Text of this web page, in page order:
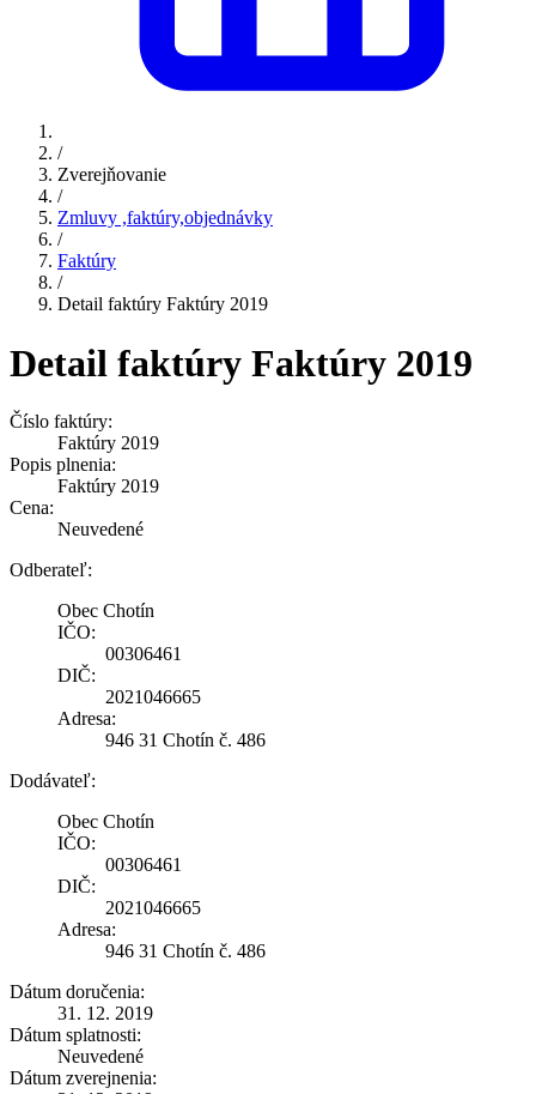
/
Zverejňovanie
/
Zmluvy ,faktúry,objednávky
/
Faktúry
/
Detail faktúry Faktúry 2019
Detail faktúry Faktúry 2019
Číslo faktúry:
Faktúry 2019
Popis plnenia:
Faktúry 2019
Cena:
Neuvedené
Odberateľ:
Obec Chotín
IČO:
00306461
DIČ:
2021046665
Adresa:
946 31 Chotín č. 486
Dodávateľ:
Obec Chotín
IČO:
00306461
DIČ:
2021046665
Adresa:
946 31 Chotín č. 486
Dátum doručenia:
31. 12. 2019
Dátum splatnosti:
Neuvedené
Dátum zverejnenia: